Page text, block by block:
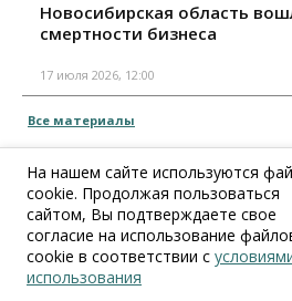
Новосибирская область
смертности бизнеса
17 июля 2026, 12:00
Все материалы
На нашем сайте используются
cookie. Продолжая пользоваться
сайтом, Вы подтверждаете свое
согласие на использование
cookie в соответствии с
использования